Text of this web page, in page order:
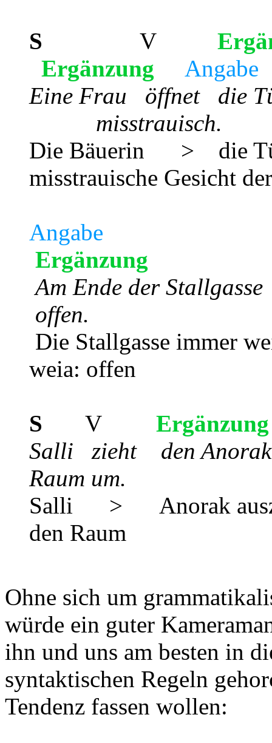
S V
Ergänzung
Angabe
Eine Frau öffnet
misstrauisch.
Die Bäuerin > die
misstrauische Gesicht
Angabe
Ergänzung
Am Ende der
offen.
Die Stallgasse
weia: offen
S V Ergänzung
Salli zieht den
Raum um.
Salli > Anorak
den Raum
Ohne sich um
würde ein guter
ihn und uns am besten in
syntaktischen Regeln
Tendenz fassen wollen: